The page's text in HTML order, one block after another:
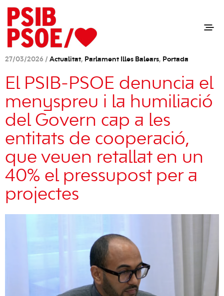
27/03/2026 / Actualitat, Parlament Illes Balears, Portada
El PSIB-PSOE denuncia el
menyspreu i la humiliació
del Govern cap a les
entitats de cooperació,
que veuen retallat en un
40% el pressupost per a
projectes